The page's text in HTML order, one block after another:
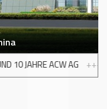
ERWEITERT